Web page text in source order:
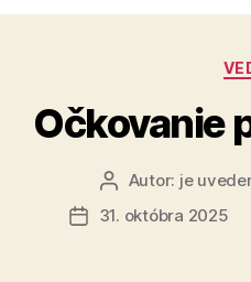
Očkovanie
Autor
článku
Autor: je
Dátum
31. októbra 2025